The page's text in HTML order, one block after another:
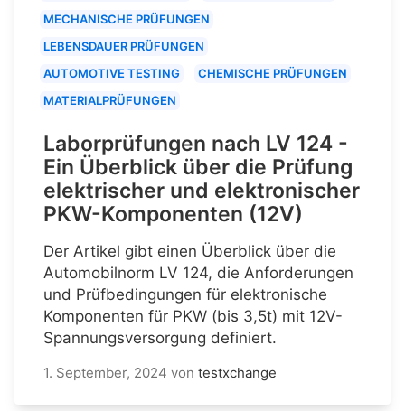
MECHANISCHE PRÜFUNGEN
LEBENSDAUER PRÜFUNGEN
AUTOMOTIVE TESTING
CHEMISCHE PRÜFUNGEN
MATERIALPRÜFUNGEN
Laborprüfungen nach LV 124 -
Ein Überblick über die Prüfung
elektrischer und elektronischer
PKW-Komponenten (12V)
Der Artikel gibt einen Überblick über die
Automobilnorm LV 124, die Anforderungen
und Prüfbedingungen für elektronische
Komponenten für PKW (bis 3,5t) mit 12V-
Spannungsversorgung definiert.
1. September, 2024 von testxchange